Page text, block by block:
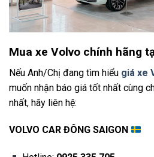
Mua xe Volvo chính hãng
Nếu Anh/Chị đang tìm hiểu giá xe
muốn nhận báo giá tốt nhất cùng
nhất, hãy liên hệ:
VOLVO CAR ĐÔNG SAIGON